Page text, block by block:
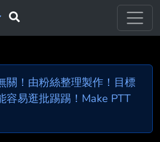
關！由粉絲整理製作！目標
容易逛批踢踢！Make PTT